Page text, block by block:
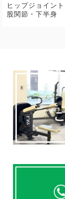
ヒップジョイン
股関節・下半身